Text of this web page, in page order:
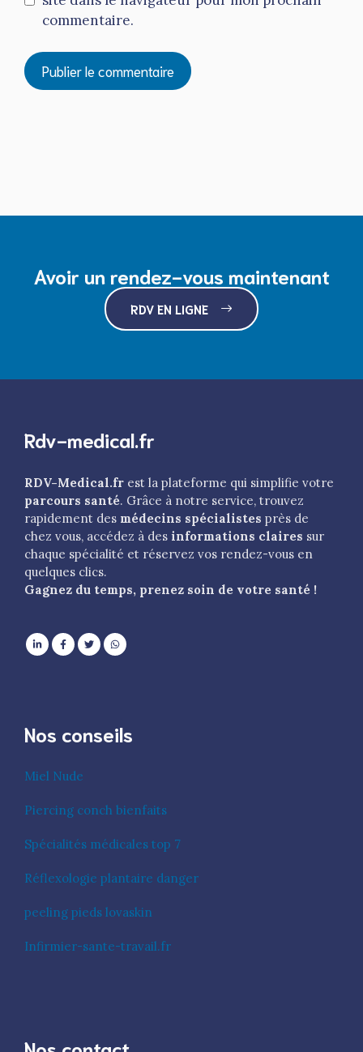
commentaire.
Avoir un rendez-vous maintenant
RDV EN LIGNE
Rdv-medical.fr
RDV-Medical.fr est la plateforme qui simplifie votre
parcours santé. Grâce à notre service, trouvez
rapidement des médecins spécialistes près de
chez vous, accédez à des informations claires sur
chaque spécialité et réservez vos rendez-vous en
quelques clics.
Gagnez du temps, prenez soin de votre santé !
Nos conseils
Miel Nude
Piercing conch bienfaits
Spécialités médicales top 7
Réflexologie plantaire danger
peeling pieds lovaskin
Infirmier-sante-travail.fr